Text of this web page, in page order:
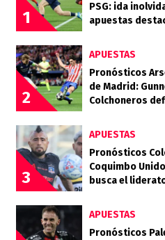
1
PSG: ida
apuestas
2
APUESTAS
Pronósticos
de Madrid:
Colchoneros
3
APUESTAS
Pronósticos
Coquimbo
busca el
APUESTAS
Pronósticos